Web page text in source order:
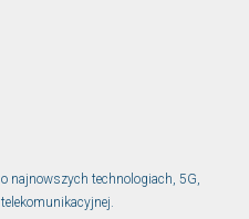
najnowszych technologiach, 5G,